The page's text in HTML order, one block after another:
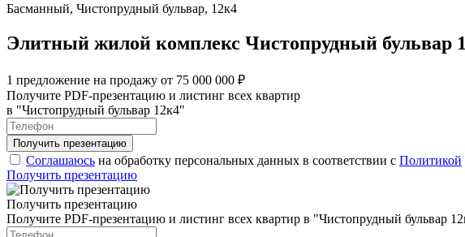
Басманный, Чистопрудный бульвар, 12к4
Элитный жилой комплекс Чистопрудный бульвар
1 предложение на продажу от 75 000 000 ₽
Получите PDF-презентацию и листинг всех квартир
в "Чистопрудный бульвар 12к4"
Соглашаюсь на обработку персональных данных в соответствии с Политикой
Получить презентацию
Получить презентацию
Получите PDF-презентацию и листинг всех квартир в "Чистопрудный бульвар